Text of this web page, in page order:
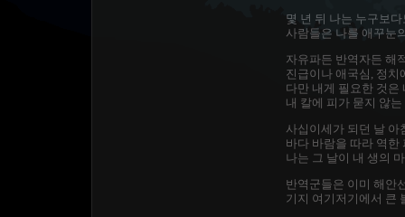
몇 년 뒤 나는 누구보
사람들은 나를 애꾸눈
자유파든 반역자든 해
진급이나 애국심, 정치
다만 내게 필요한 것은
내 칼에 피가 묻지 않
사십이세가 되던 날 아
바다 바람을 따라 역한
나는 그 날이 내 생의
반역군들은 이미 해안
기지 여기저기에서 큰